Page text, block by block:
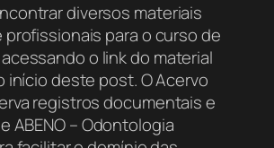
diversos materiais
para o curso de
o link do material
início deste post. O Acervo
registros documentais e
ABENO – Odontologia